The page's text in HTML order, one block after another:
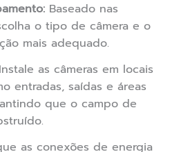
Baseado nas
o tipo de câmera e o
mais adequado.
Instale as câmeras em locais
entradas, saídas e áreas
que o campo de
as conexões de energia